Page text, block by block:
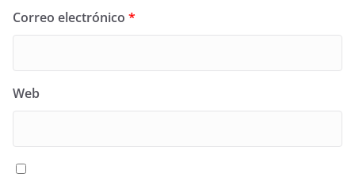
Correo electrónico *
Web